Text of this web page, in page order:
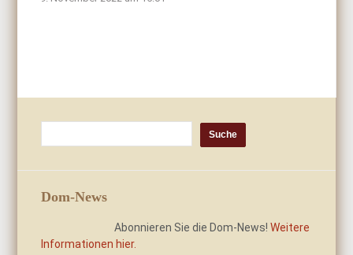
Dom-News
Abonnieren Sie die Dom-News!Weitere
Informationen hier.